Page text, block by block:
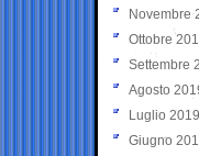
Novembre
Ottobre
Settembre
Agosto
Luglio 2019
Giugno